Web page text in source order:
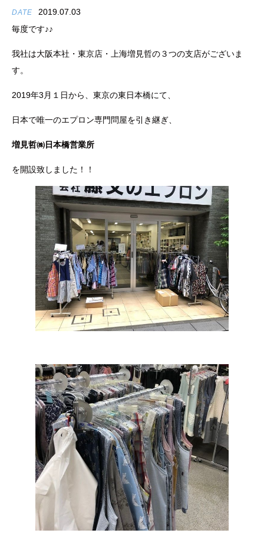
DATE
2019.07.03
毎度です♪♪
我社は大阪本社・東京店・上海増見哲の３つの支店がございま
す。
2019年3月１日から、東京の東日本橋にて、
日本で唯一のエプロン専門問屋を引き継ぎ、
増見哲㈱日本橋営業所
を開設致しました！！